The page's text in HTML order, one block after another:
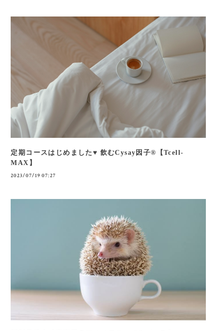
定期コースはじめました♥ 飲むCysay因子®【Tcell-
MAX】
2023/07/19 07:27